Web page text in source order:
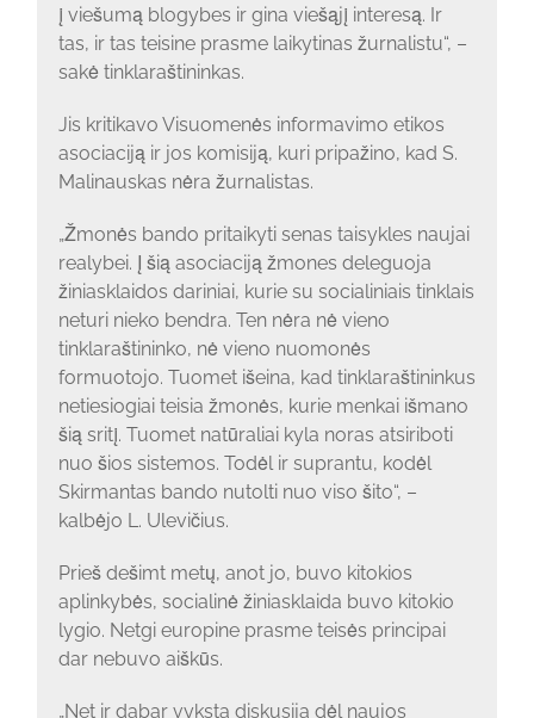
į viešumą blogybes ir gina viešąjį interesą. Ir
tas, ir tas teisine prasme laikytinas žurnalistu“, –
sakė tinklaraštininkas.
Jis kritikavo Visuomenės informavimo etikos
asociaciją ir jos komisiją, kuri pripažino, kad S.
Malinauskas nėra žurnalistas.
„Žmonės bando pritaikyti senas taisykles naujai
realybei. Į šią asociaciją žmones deleguoja
žiniasklaidos dariniai, kurie su socialiniais tinklais
neturi nieko bendra. Ten nėra nė vieno
tinklaraštininko, nė vieno nuomonės
formuotojo. Tuomet išeina, kad tinklaraštininkus
netiesiogiai teisia žmonės, kurie menkai išmano
šią sritį. Tuomet natūraliai kyla noras atsiriboti
nuo šios sistemos. Todėl ir suprantu, kodėl
Skirmantas bando nutolti nuo viso šito“, –
kalbėjo L. Ulevičius.
Prieš dešimt metų, anot jo, buvo kitokios
aplinkybės, socialinė žiniasklaida buvo kitokio
lygio. Netgi europine prasme teisės principai
dar nebuvo aiškūs.
„Net ir dabar vyksta diskusija dėl naujos